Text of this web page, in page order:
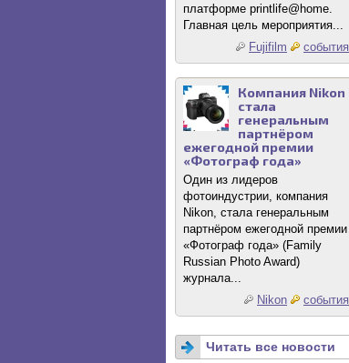
платформе printlife@home.
Главная цель мероприятия...
Fujifilm
события
Компания Nikon
стала
генеральным
партнёром
ежегодной премии
«Фотограф года»
Один из лидеров
фотоиндустрии, компания
Nikon, стала генеральным
партнёром ежегодной премии
«Фотограф года» (Family
Russian Photo Award)
журнала...
Nikon
события
Читать все новости